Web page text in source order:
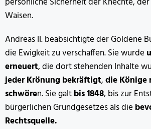
Waisen.
Andreas II. beabsichtigte der Goldene
die Ewigkeit zu verschaffen. Sie wurde
erneuert, die dort stehenden Inhalte
jeder Krönung bekräftigt,die Könige
schwören. Sie galtbis 1848, bis zur
bürgerlichen Grundgesetzes als die
Rechtsquelle.